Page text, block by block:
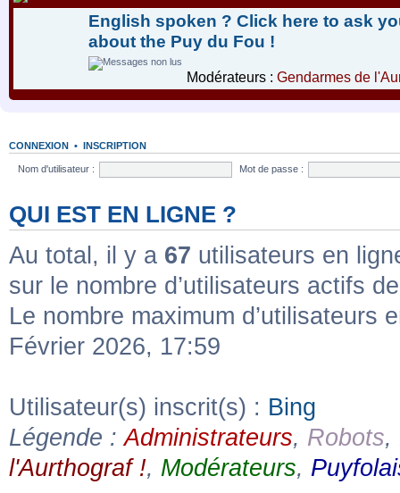
English spoken ? Click here to ask
about the Puy du Fou !
Modérateurs : Gendarmes de
CONNEXION • INSCRIPTION
Nom d'utilisateur : Mot de passe :
QUI EST EN LIGNE ?
Au total, il y a 67 utilisateurs en
sur le nombre d’utilisateurs actifs
Le nombre maximum
Février 2026, 17:59
Utilisateur(s) inscrit(s) : Bing
Légende :Administrateurs, Robots,
l'Aurthograf !, Modérateurs,